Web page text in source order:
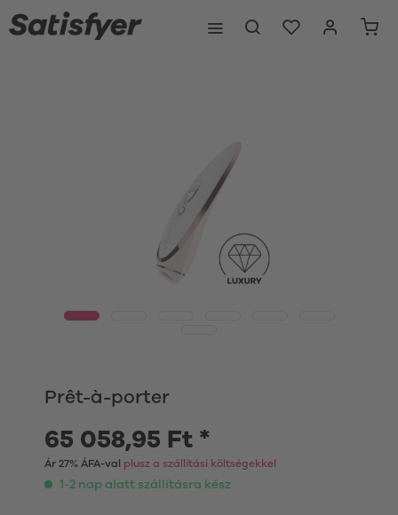
Prêt-à-porter
65 058,95 Ft *
Ár 27% ÁFA-val plusz a szállítási költségekkel
1-2 nap alatt szállításra kész